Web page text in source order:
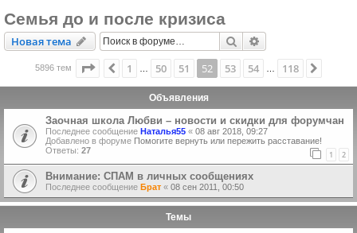
Семья до и после кризиса
Новая тема
Новаятема Поиск
5896 тем Страница 52из 118
Пред.
1 50 51 52 53 54 118
Объявления
Заочная школа Любви – новости и скидки для форумчан
Последнее сообщение Наталья55 « 08 авг 2018, 09:27
Добавлено в форуме Помогите вернуть или пережить расставание!
Ответы: 27 1 2
Внимание: СПАМ в личных сообщениях
Последнее сообщение Брат « 08 сен 2011, 00:50
Темы